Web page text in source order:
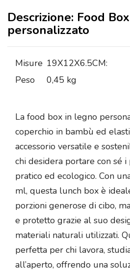
Descrizione: Food
personalizzato
Misure 19X12X6.5CM:
Peso
0,45 kg
La food box in legno
coperchio in bambù ed
accessorio versatile e
chi desidera portare con sé
pratico ed ecologico. Con
ml, questa lunch box è
porzioni generose di cibo,
e protetto grazie al suo
materiali naturali utilizzati.
perfetta per chi lavora,
all’aperto, offrendo una